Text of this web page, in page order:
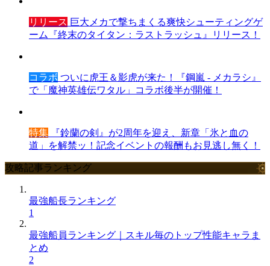
リリース 巨大メカで撃ちまくる爽快シューティングゲ
ーム『終末のタイタン：ラストラッシュ』リリース！
コラボ ついに虎王＆影虎が来た！『鋼嵐 - メカラシ』
で「魔神英雄伝ワタル」コラボ後半が開催！
特集 『鈴蘭の剣』が2周年を迎え、新章「氷と血の
道」を解禁ッ！記念イベントの報酬もお見逃し無く！
攻略記事ランキング
最強船長ランキング
1
最強船員ランキング｜スキル毎のトップ性能キャラま
とめ
2